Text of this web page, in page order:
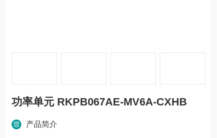
功率单元 RKPB067AE-MV6A-CXHB
产品简介